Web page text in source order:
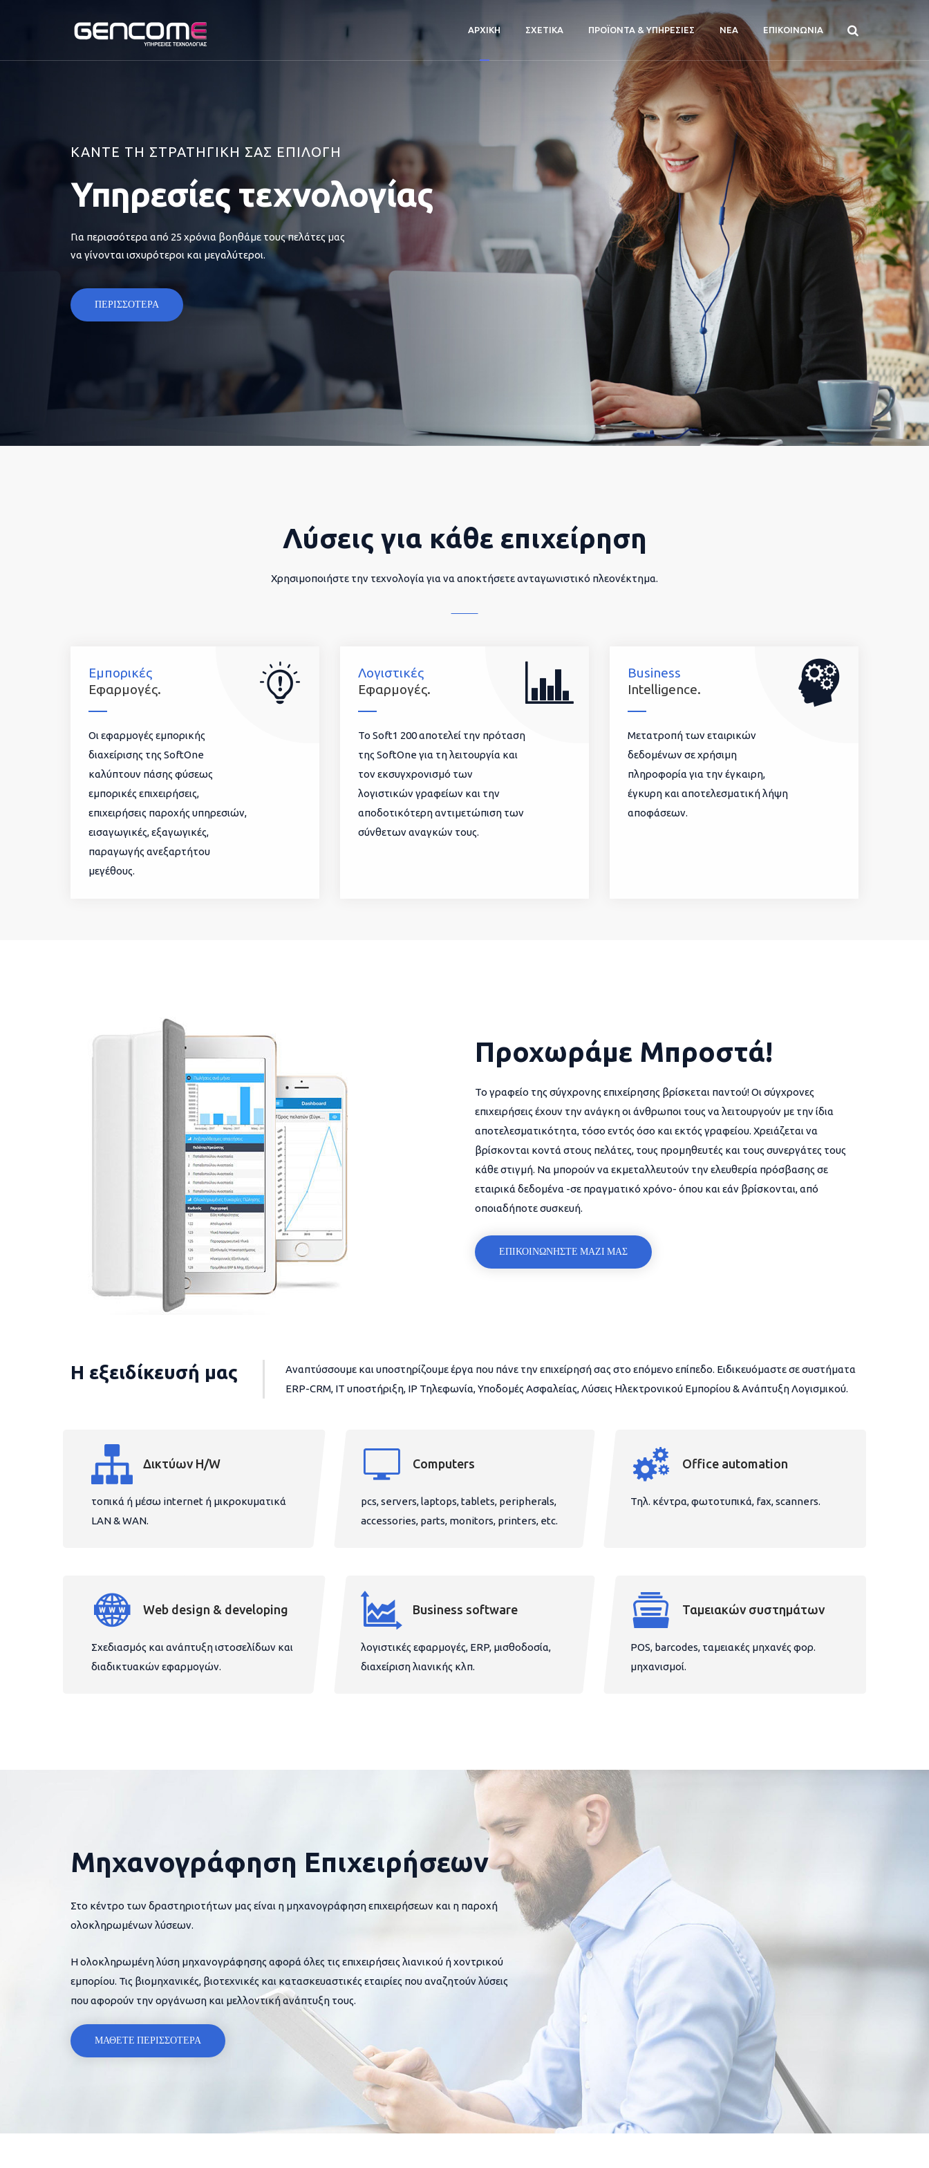
ΑΡΧΙΚΗ ΣΧΕΤΙΚΑ ΠΡΟΪΟΝΤΑ & ΥΠΗΡΕΣΙΕΣ ΝΕΑ ΕΠΙΚΟΙΝΩΝΙΑ
ΚΑΝΤΕ ΤΗ ΣΤΡΑΤΗΓΙΚΗ ΣΑΣ ΕΠΙΛΟΓΗ
Υπηρεσίες τεχνολογίας
Για περισσότερα από 25 χρόνια βοηθάμε τους πελάτες μας
να γίνονται ισχυρότεροι και μεγαλύτεροι.
ΠΕΡΙΣΣΟΤΕΡΑ
Λύσεις για κάθε επιχείρηση
Χρησιμοποιήστε την τεχνολογία για να αποκτήσετε ανταγωνιστικό πλεονέκτημα.
Εμπορικές
Εφαρμογές.
Οι εφαρμογές εμπορικής
διαχείρισης της SoftOne
καλύπτουν πάσης φύσεως
εμπορικές επιχειρήσεις,
επιχειρήσεις παροχής υπηρεσιών,
εισαγωγικές, εξαγωγικές,
παραγωγής ανεξαρτήτου
μεγέθους.
Λογιστικές
Εφαρμογές.
To Soft1 200 αποτελεί την πρόταση
της SoftOne για τη λειτουργία και
τον εκσυγχρονισμό των
λογιστικών γραφείων και την
αποδοτικότερη αντιμετώπιση των
σύνθετων αναγκών τους.
Business
Intelligence.
Μετατροπή των εταιρικών
δεδομένων σε χρήσιμη
πληροφορία για την έγκαιρη,
έγκυρη και αποτελεσματική λήψη
αποφάσεων.
Προχωράμε Μπροστά!
Το γραφείο της σύγχρονης επιχείρησης βρίσκεται παντού! Οι σύγχρονες
επιχειρήσεις έχουν την ανάγκη οι άνθρωποι τους να λειτουργούν με την ίδια
αποτελεσματικότητα, τόσο εντός όσο και εκτός γραφείου. Χρειάζεται να
βρίσκονται κοντά στους πελάτες, τους προμηθευτές και τους συνεργάτες τους
κάθε στιγμή. Να μπορούν να εκμεταλλευτούν την ελευθερία πρόσβασης σε
εταιρικά δεδομένα -σε πραγματικό χρόνο- όπου και εάν βρίσκονται, από
οποιαδήποτε συσκευή.
ΕΠΙΚΟΙΝΩΝΗΣΤΕ ΜΑΖΙ ΜΑΣ
Η εξειδίκευσή μας
Αναπτύσσουμε και υποστηρίζουμε έργα που πάνε την επιχείρησή σας στο επόμενο επίπεδο. Ειδικευόμαστε σε συστήματα
ERP-CRM, IT υποστήριξη, IP Τηλεφωνία, Υποδομές Ασφαλείας, Λύσεις Ηλεκτρονικού Εμπορίου & Ανάπτυξη Λογισμικού.
Δικτύων H/W
τοπικά ή μέσω internet ή μικροκυματικά
LAN & WAN.
Computers
pcs, servers, laptops, tablets, peripherals,
accessories, parts, monitors, printers, etc.
Office automation
Τηλ. κέντρα, φωτοτυπικά, fax, scanners.
Web design & developing
Σχεδιασμός και ανάπτυξη ιστοσελίδων και
διαδικτυακών εφαρμογών.
Business software
λογιστικές εφαρμογές, ERP, μισθοδοσία,
διαχείριση λιανικής κλπ.
Ταμειακών συστημάτων
POS, barcodes, ταμειακές μηχανές φορ.
μηχανισμοί.
Μηχανογράφηση Επιχειρήσεων
Στο κέντρο των δραστηριοτήτων μας είναι η μηχανογράφηση επιχειρήσεων και η παροχή
ολοκληρωμένων λύσεων.
Η ολοκληρωμένη λύση μηχανογράφησης αφορά όλες τις επιχειρήσεις λιανικού ή χοντρικού
εμπορίου. Τις βιομηχανικές, βιοτεχνικές και κατασκευαστικές εταιρίες που αναζητούν λύσεις
που αφορούν την οργάνωση και μελλοντική ανάπτυξη τους.
ΜΑΘΕΤΕ ΠΕΡΙΣΣΟΤΕΡΑ